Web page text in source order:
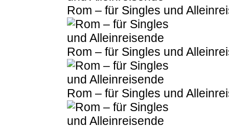
Rom – für Singles und
Rom – für Singles und
Rom – für Singles und